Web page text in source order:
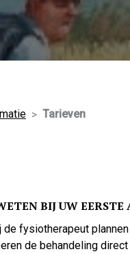
Tarieven
BIJ UW EERSTE
fysiotherapeut
de behandeling